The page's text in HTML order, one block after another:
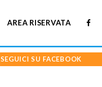
AREA RISERVATA
SEGUICI SU FACEBOOK